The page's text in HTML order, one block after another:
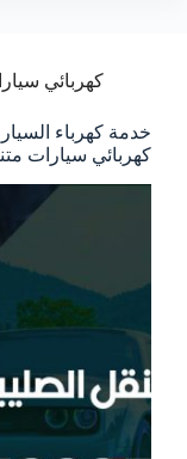
كهربائي
كهربائي سيارات